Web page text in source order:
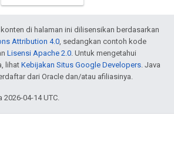
di halaman ini dilisensikan berdasarkan
Attribution 4.0, sedangkan contoh kode
Lisensi Apache 2.0. Untuk mengetahui
lihat Kebijakan Situs Google Developers. Java
dari Oracle dan/atau afiliasinya.
04-14 UTC.